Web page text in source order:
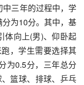
三年的过程中，学
分为10分。其中，基
体向上(男)、仰卧起
，学生需要选择其
为0.5分，三年总分
篮球、排球、乒乓